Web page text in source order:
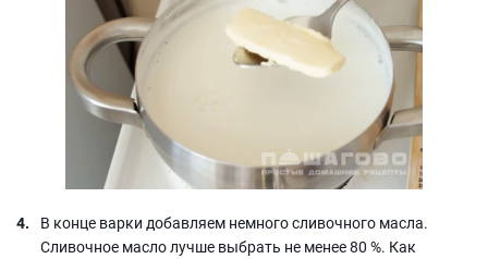
В конце варки добавляем немного сливочного масла.
Сливочное масло лучше выбрать не менее 80 %. Как